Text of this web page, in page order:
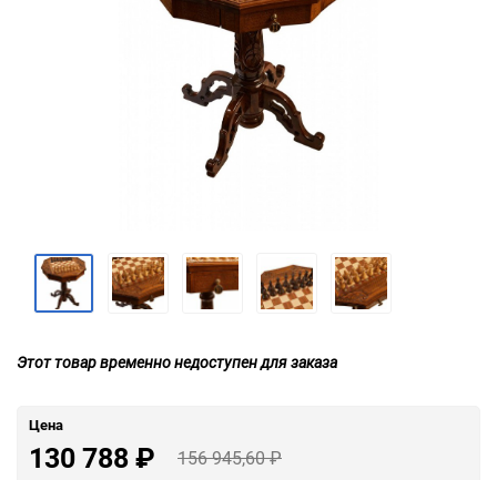
Этот товар временно недоступен для заказа
Цена
130 788₽ 156 945,60₽